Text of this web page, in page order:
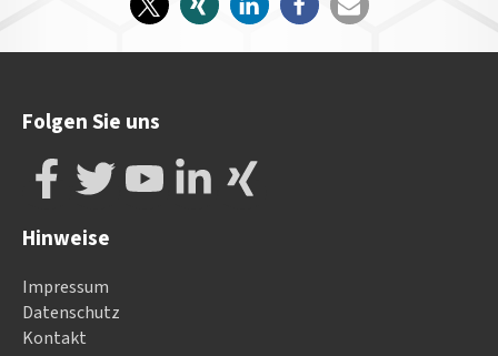
Folgen Sie uns
Hinweise
Impressum
Datenschutz
Kontakt